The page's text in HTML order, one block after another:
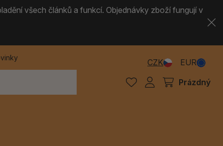
všech článků a funkcí. Objednávky zboží fungují v
CZK
EUR
Prázdný